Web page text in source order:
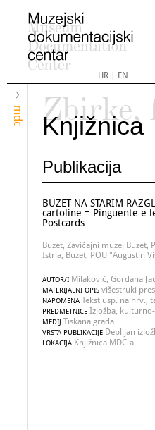
HR| EN
mdc
Zbirke,
Knjižnica
Publikacija
BUZET NA STARIM
cartoline = Pinguente e
Postcards
Buzet, Zavičajni muzej
Istria, Buzet, POU "Augustin
AUTOR/I Milaković, Gordana
MATERIJALNI OPIS višestruki
NAPOMENA Tekst usp. na hrv.,
PREDMETNICE Izložba,
MEDIJ Tiskana građa
VRSTA PUBLIKACIJE Deplijan
LOKACIJA Knjižnica MDC-a